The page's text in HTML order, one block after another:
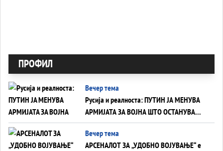
ПРОФИЛ
Вечер тема
Русија и реалноста: ПУТИН ЈА МЕНУВА
АРМИЈАТА ЗА ВОЈНА ШТО ОСТАНУВА
БЕЗ ФРОНТ
Вечер тема
АРСЕНАЛОТ ЗА „УДОБНО ВОЈУВАЊЕ“ е